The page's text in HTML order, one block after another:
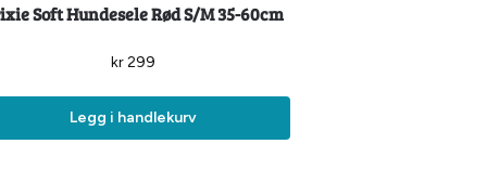
Soft Hundesele Rød S/M 35-60cm
kr299
Legg i handlekurv